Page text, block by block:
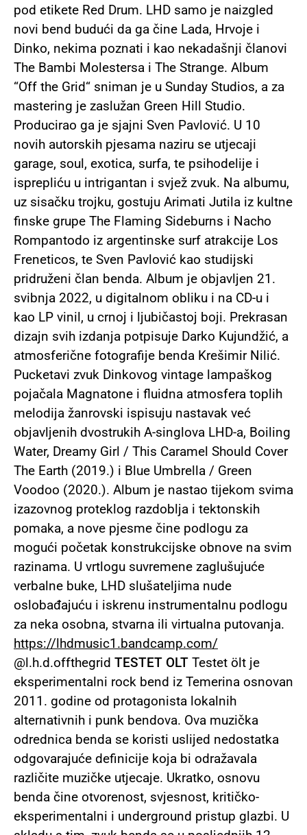
pod etikete Red Drum. LHD samo je naizgled
novi bend budući da ga čine Lada, Hrvoje i
Dinko, nekima poznati i kao nekadašnji članovi
The Bambi Molestersa i The Strange. Album
“Off the Grid“ sniman je u Sunday Studios, a za
mastering je zaslužan Green Hill Studio.
Producirao ga je sjajni Sven Pavlović. U 10
novih autorskih pjesama naziru se utjecaji
garage, soul, exotica, surfa, te psihodelije i
isprepliću u intrigantan i svjež zvuk. Na albumu,
uz sisačku trojku, gostuju Arimati Jutila iz kultne
finske grupe The Flaming Sideburns i Nacho
Rompantodo iz argentinske surf atrakcije Los
Freneticos, te Sven Pavlović kao studijski
pridruženi član benda. Album je objavljen 21.
svibnja 2022, u digitalnom obliku i na CD-u i
kao LP vinil, u crnoj i ljubičastoj boji. Prekrasan
dizajn svih izdanja potpisuje Darko Kujundžić, a
atmosferične fotografije benda Krešimir Nilić.
Pucketavi zvuk Dinkovog vintage lampaškog
pojačala Magnatone i fluidna atmosfera toplih
melodija žanrovski ispisuju nastavak već
objavljenih dvostrukih A-singlova LHD-a, Boiling
Water, Dreamy Girl / This Caramel Should Cover
The Earth (2019.) i Blue Umbrella / Green
Voodoo (2020.). Album je nastao tijekom svima
izazovnog proteklog razdoblja i tektonskih
pomaka, a nove pjesme čine podlogu za
mogući početak konstrukcijske obnove na svim
razinama. U vrtlogu suvremene zaglušujuće
verbalne buke, LHD slušateljima nude
oslobađajuću i iskrenu instrumentalnu podlogu
za neka osobna, stvarna ili virtualna putovanja. ​​
https://lhdmusic1.bandcamp.com/
@l.h.d.offthegrid TESTET OLT Testet ölt je
eksperimentalni rock bend iz Temerina osnovan
2011. godine od protagonista lokalnih
alternativnih i punk bendova. Ova muzička
odrednica benda se koristi uslijed nedostatka
odgovarajuće definicije koja bi odražavala
različite muzičke utjecaje. Ukratko, osnovu
benda čine otvorenost, svjesnost, kritičko-
eksperimentalni i underground pristup glazbi. U